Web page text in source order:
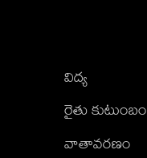
విద్య
రైతు కుటుంబం
వాతావరణం